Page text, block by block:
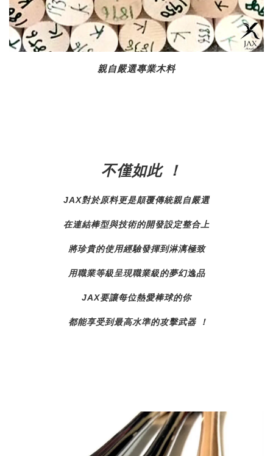
親自嚴選專業木料
不僅如此 ！
JAX對於原料更是顛覆傳統親自嚴選
在連結棒型與技術的開發設定整合上
將珍貴的使用經驗發揮到淋漓極致
用職業等級呈現職業級的夢幻逸品
JAX要讓每位熱愛棒球的你
都能享受到最高水準的攻擊武器 ！